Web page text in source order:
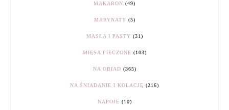
MAKARON (49)
MARYNATY (5)
MASŁA I PASTY (31)
MIĘSA PIECZONE (103)
NA OBIAD (365)
NA ŚNIADANIE I KOLACJĘ (216)
NAPOJE (10)